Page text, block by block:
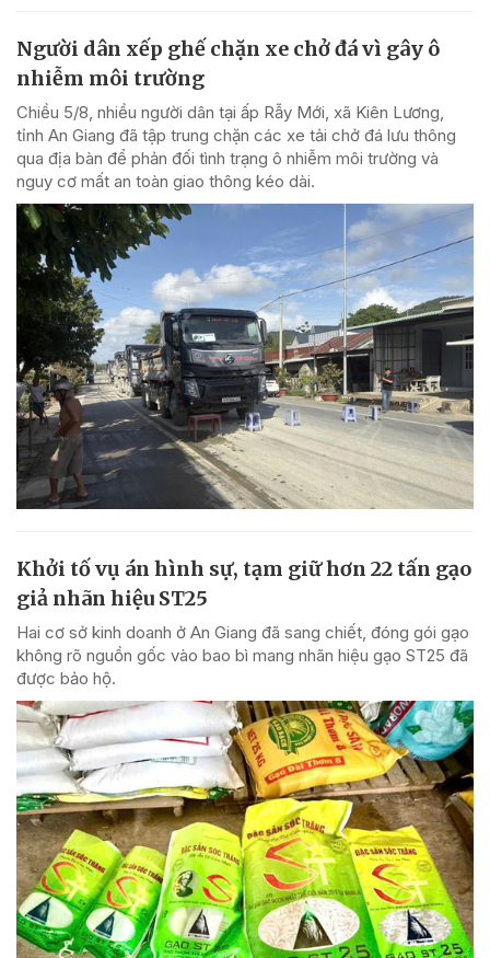
Người dân xếp ghế chặn xe chở đá vì gây ô
nhiễm môi trường
Chiều 5/8, nhiều người dân tại ấp Rẫy Mới, xã Kiên Lương,
tỉnh An Giang đã tập trung chặn các xe tải chở đá lưu thông
qua địa bàn để phản đối tình trạng ô nhiễm môi trường và
nguy cơ mất an toàn giao thông kéo dài.
Khởi tố vụ án hình sự, tạm giữ hơn 22 tấn gạo
giả nhãn hiệu ST25
Hai cơ sở kinh doanh ở An Giang đã sang chiết, đóng gói gạo
không rõ nguồn gốc vào bao bì mang nhãn hiệu gạo ST25 đã
được bảo hộ.